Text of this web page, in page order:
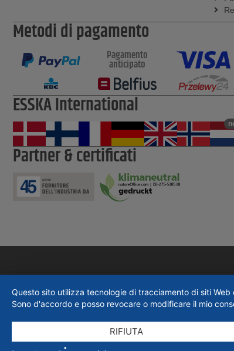
Metodi di pagamento
Pagamento
anticipato
ESSKA International
Partner & certificati
Questo sito utilizza tecnologie di tracciamento di siti
Sono d'accordo e posso revocare o modificare il mio
RIFIUTA